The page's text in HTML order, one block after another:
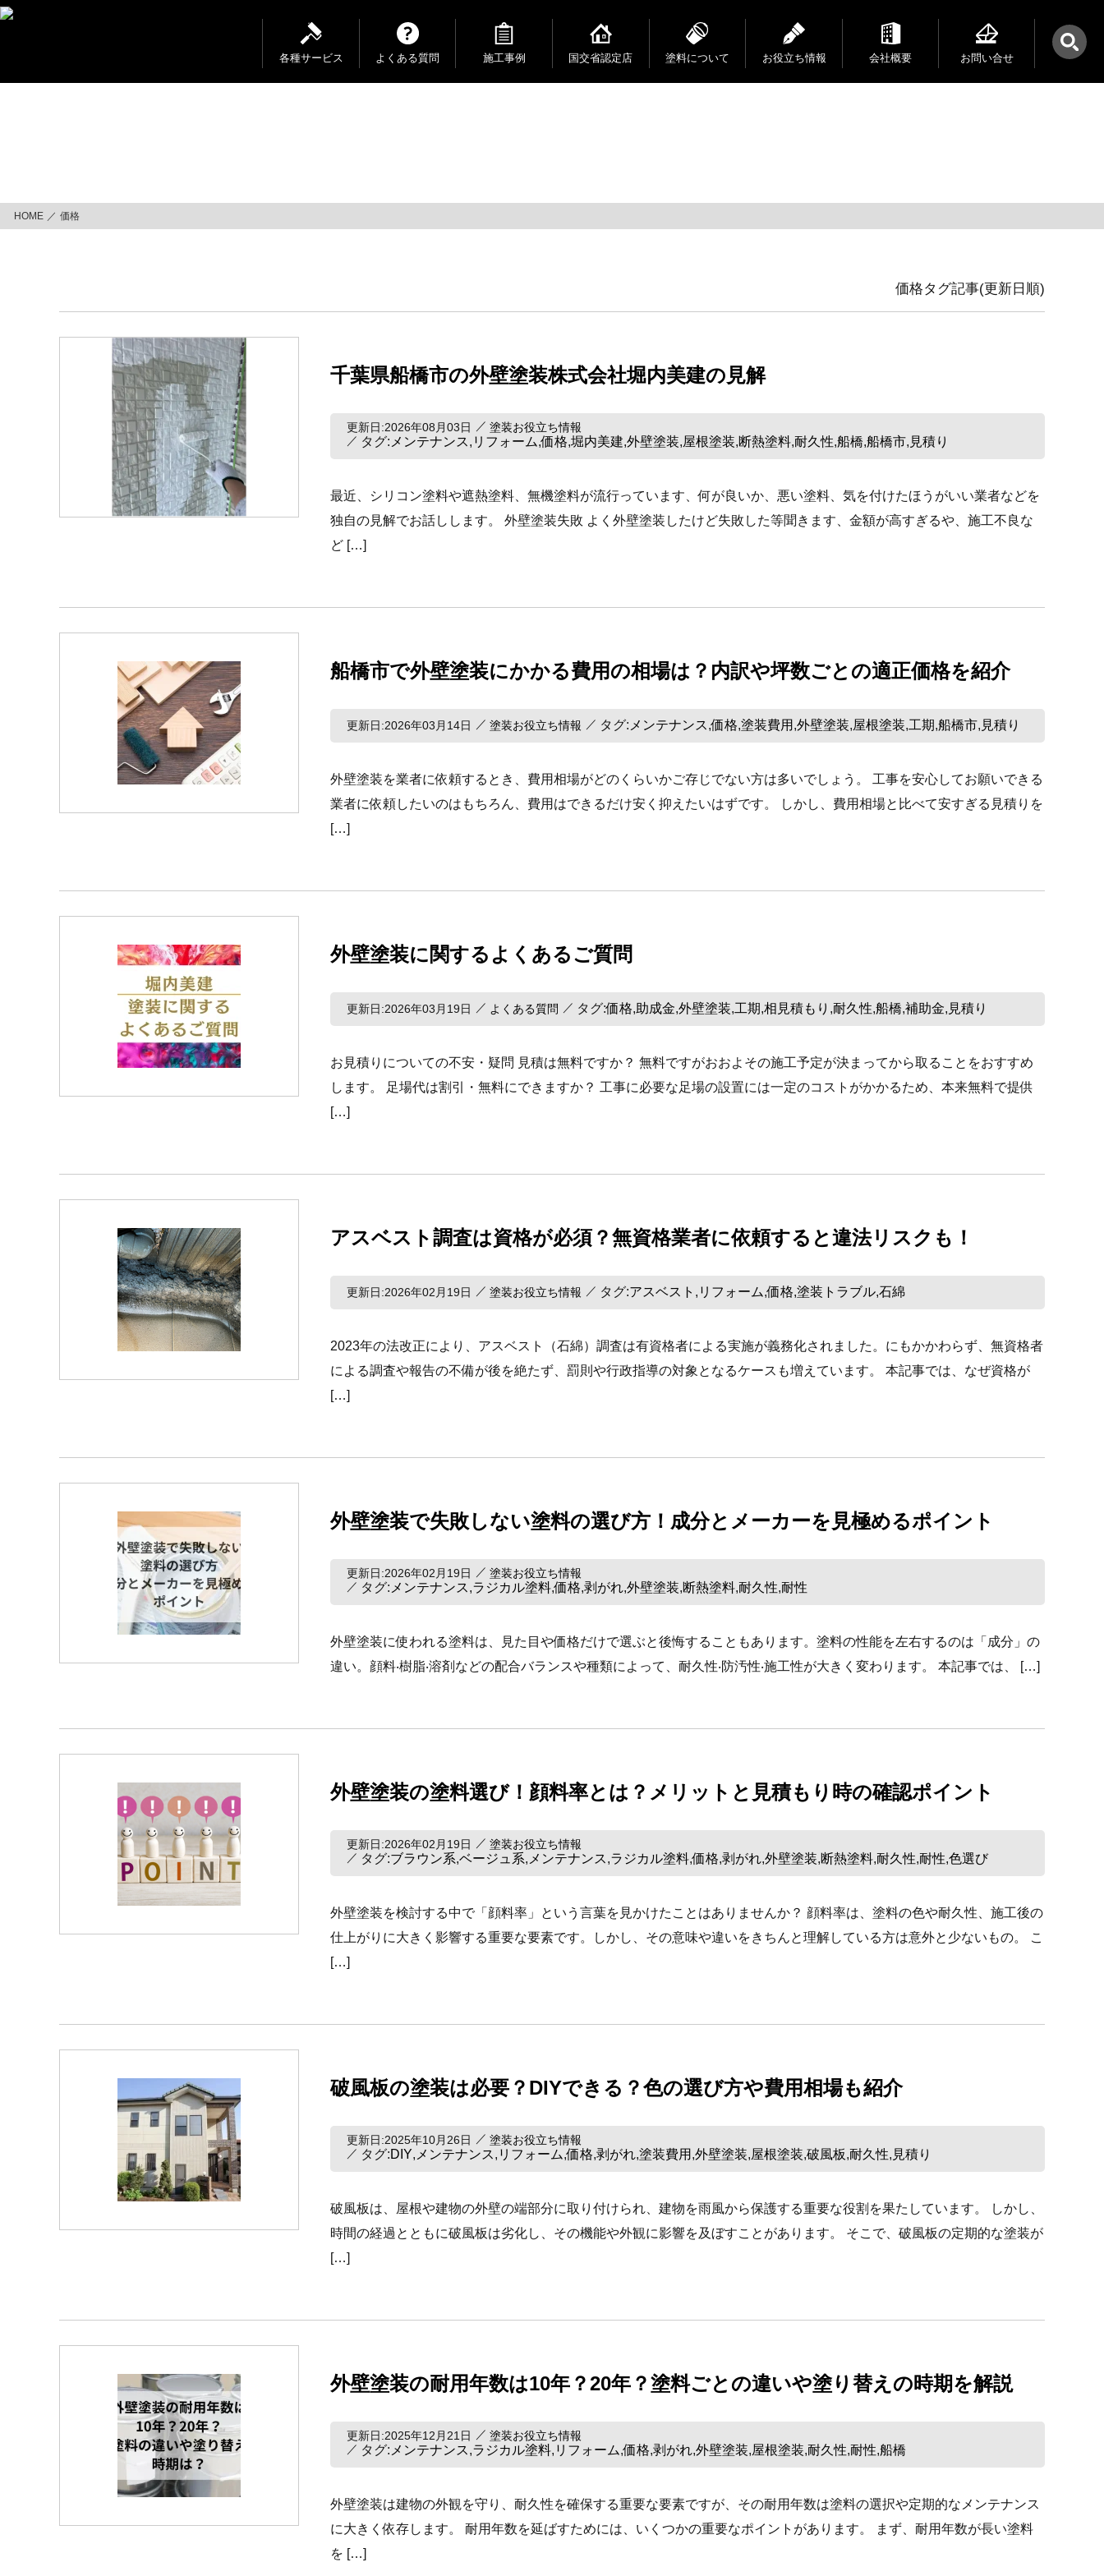
コ
ン
へ
各種サービス よくある質問 施工事例 国交省認定店 塗料について お役立ち情報 会社概要 お問い合せ
HOME 価格
価格タグ記事(更新日順)
千葉県船橋市の外壁塗装株式会社堀内美建の見解
更新日:2026年08月03日 塗装お役立ち情報
タグ: メンテナンス, リフォーム,価格,堀内美建,外壁塗装,屋根塗装,断熱塗料,耐久性,船橋,船橋市, 見積り
最近、シリコン塗料や遮熱塗料、無機塗料が流行っています、何が良いか、悪い塗料、気を付けたほうがいい業者などを
独自の見解でお話しします。 外壁塗装失敗 よく外壁塗装したけど失敗した等聞きます、金額が高すぎるや、施工不良な
ど […]
船橋市で外壁塗装にかかる費用の相場は？内訳や坪数ごとの適正価格を紹介
更新日:2026年03月14日 塗装お役立ち情報 タグ: メンテナンス,価格,塗装費用 ,外壁塗装,屋根塗装,工期,船橋市, 見積り
外壁塗装を業者に依頼するとき、費用相場がどのくらいかご存じでない方は多いでしょう。 工事を安心してお願いできる
業者に依頼したいのはもちろん、費用はできるだけ安く抑えたいはずです。 しかし、費用相場と比べて安すぎる見積りを
[…]
外壁塗装に関するよくあるご質問
更新日:2026年03月19日 よくある質問 タグ:価格,助成金,外壁塗装,工期,相見積もり ,耐久性,船橋,補助金, 見積り
お見積りについての不安・疑問 見積は無料ですか？ 無料ですがおおよその施工予定が決まってから取ることをおすすめ
します。 足場代は割引・無料にできますか？ 工事に必要な足場の設置には一定のコストがかかるため、本来無料で提供
[…]
アスベスト調査は資格が必須？無資格業者に依頼すると違法リスクも！
更新日:2026年02月19日 塗装お役立ち情報 タグ:アスベスト , リフォーム,価格,塗装トラブル,石綿
2023年の法改正により、アスベスト（石綿）調査は有資格者による実施が義務化されました。にもかかわらず、無資格者
による調査や報告の不備が後を絶たず、罰則や⾏政指導の対象となるケースも増えています。 本記事では、なぜ資格が
[…]
外壁塗装で失敗しない塗料の選び⽅！成分とメーカーを⾒極めるポイント
更新日:2026年02月19日 塗装お役立ち情報
タグ: メンテナンス,ラジカル塗料,価格,剥がれ,外壁塗装,断熱塗料,耐久性,耐性
外壁塗装に使われる塗料は、⾒た⽬や価格だけで選ぶと後悔することもあります。塗料の性能を左右するのは「成分」の
違い。顔料‧樹脂‧溶剤などの配合バランスや種類によって、耐久性‧防汚性‧施⼯性が⼤きく変わります。 本記事では、 […]
外壁塗装の塗料選び！顔料率とは？メリットと見積もり時の確認ポイント
更新日:2026年02月19日 塗装お役立ち情報
タグ:ブラウン系,ベージュ系, メンテナンス,ラジカル塗料,価格,剥がれ,外壁塗装,断熱塗料,耐久性,耐性,色選び
外壁塗装を検討する中で「顔料率」という言葉を見かけたことはありませんか？ 顔料率は、塗料の色や耐久性、施工後の
仕上がりに大きく影響する重要な要素です。しかし、その意味や違いをきちんと理解している方は意外と少ないもの。 こ
[…]
破風板の塗装は必要？DIYできる？色の選び方や費用相場も紹介
更新日:2025年10月26日 塗装お役立ち情報
タグ:DIY, メンテナンス, リフォーム,価格,剥がれ,塗装費用 ,外壁塗装,屋根塗装,破風板,耐久性, 見積り
破風板は、屋根や建物の外壁の端部分に取り付けられ、建物を雨風から保護する重要な役割を果たしています。 しかし、
時間の経過とともに破風板は劣化し、その機能や外観に影響を及ぼすことがあります。 そこで、破風板の定期的な塗装が
[…]
外壁塗装の耐用年数は10年？20年？塗料ごとの違いや塗り替えの時期を解説
更新日:2025年12月21日 塗装お役立ち情報
タグ: メンテナンス,ラジカル塗料, リフォーム,価格,剥がれ,外壁塗装,屋根塗装,耐久性,耐性,船橋
外壁塗装は建物の外観を守り、耐久性を確保する重要な要素ですが、その耐用年数は塗料の選択や定期的なメンテナンス
に大きく依存します。 耐用年数を延ばすためには、いくつかの重要なポイントがあります。 まず、耐用年数が長い塗料
を […]